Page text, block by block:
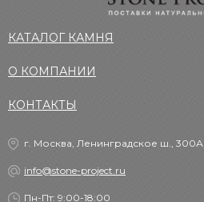
КАТАЛОГ КАМНЯ
О КОМПАНИИ
КОНТАКТЫ
г. Москва, Ленинградское ш., 300А
info@stone-project.ru
Пн-Пт: 9:00-18:00